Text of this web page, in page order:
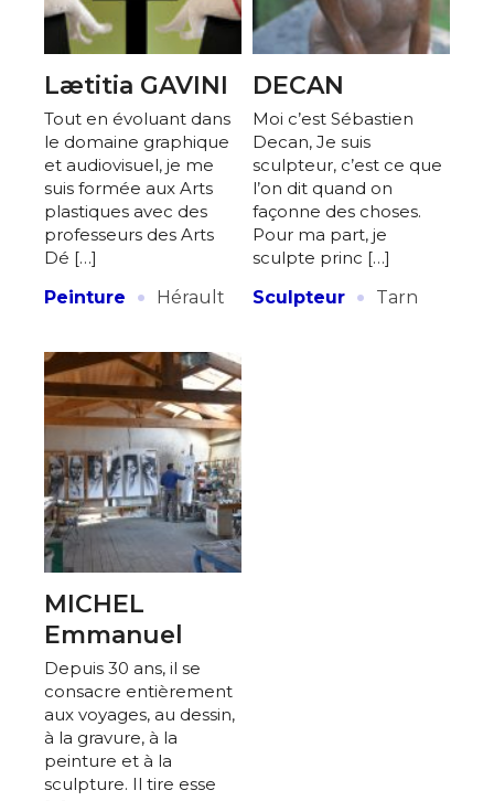
Lætitia GAVINI
Tout en évoluant dans
le domaine graphique
et audiovisuel, je me
suis formée aux Arts
plastiques avec des
professeurs des Arts
Dé […]
Peinture
· Hérault
DECAN
Moi c’est Sébastien
Decan, Je suis
sculpteur, c’est ce que
l’on dit quand on
façonne des choses.
Pour ma part, je
sculpte princ […]
Sculpteur · Tarn
MICHEL
Emmanuel
Depuis 30 ans, il se
consacre entièrement
aux voyages, au dessin,
à la gravure, à la
peinture et à la
sculpture. Il tire esse